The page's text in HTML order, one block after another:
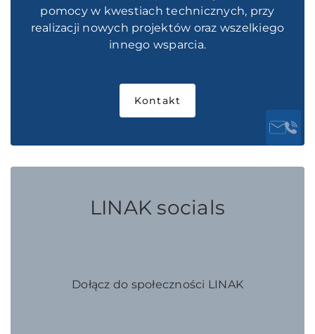
pomocy w kwestiach technicznych, przy
realizacji nowych projektów oraz wszelkiego
innego wsparcia.
Kontakt
LINAK socials
Dołącz do społeczności LINAK